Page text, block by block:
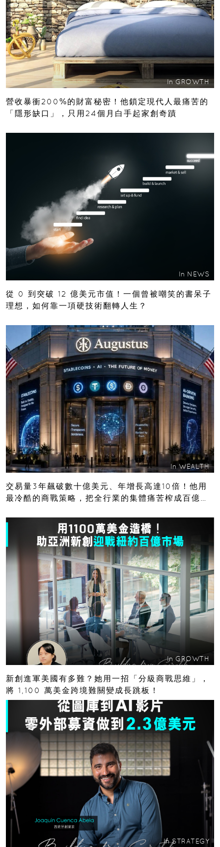
In GROWTH
營收暴衝200%的財富秘密！他鎖定現代人最痛苦的
「隱形缺口」，只用24個月白手起家創奇蹟
In NEWS
從 0 到突破 12 億美元市值！一個曾被嘲笑的書呆子
理想，如何靠一項硬技術翻轉人生？
In WEALTH
交易量3年飆破數十億美元、年增長高達10倍！他用
最冷酷的商戰策略，把全行業的集體痛苦榨成百億金
In GROWTH
新創進軍美國有多難？她用一招「分級商戰思維」，
將 1,100 萬美金跨境難關變成長跳板！
In STRATEGY